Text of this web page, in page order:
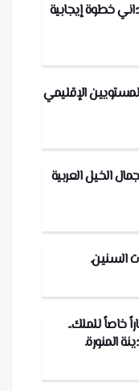
خطوة إيجابية
الإقليمي
الخيل العربية
السنين.
خاصاً للملك..
المنورة.